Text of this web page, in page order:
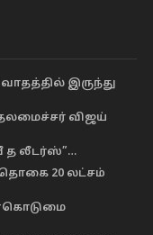
இருந்து
விஜய்
த லீடர்ஸ்”…
20 லட்சம்